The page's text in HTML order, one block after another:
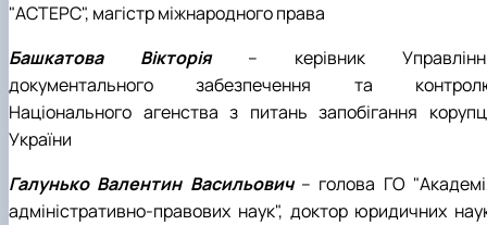
"АСТЕРС", магістр міжнародного права
Башкатова Вікторія– керівник
документального забезпечення та
Національного агенства з питань запобігання
України
Галунько Валентин Васильович– голова ГО
адміністративно-правових наук", доктор юридичних